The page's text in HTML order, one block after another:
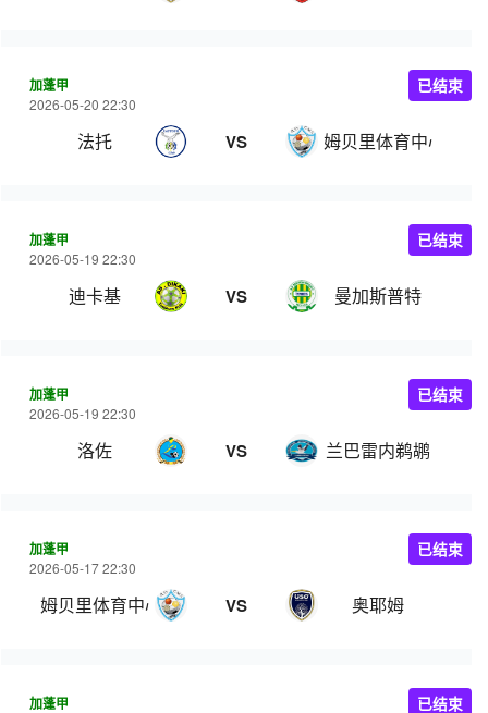
加蓬甲
2026-05-20 22:30
法托 VS 姆贝里体育中心
已结束
加蓬甲
2026-05-19 22:30
迪卡基 VS 曼加斯普特
已结束
加蓬甲
2026-05-19 22:30
洛佐 VS 兰巴雷内鹈鹕
已结束
加蓬甲
2026-05-17 22:30
姆贝里体育中心 VS 奥耶姆
已结束
加蓬甲 已结束